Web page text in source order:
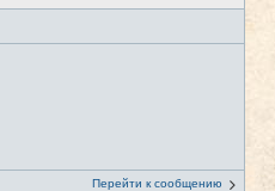
Перейти к сообщению